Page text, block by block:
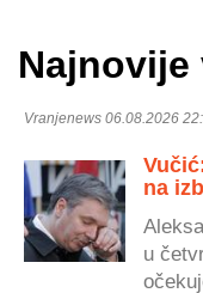
Najnovije
Vranjenews 06.08.2026
na
u